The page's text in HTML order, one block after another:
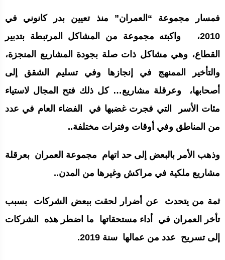
فمسار مجموعة “العمران” منذ تعيين بدر كانوني في
2010، واكبته مجموعة من المشاكل المرتبطة بتدبير
القطاع، وهي مشاكل ذات صلة بجودة المشاريع المنجزة،
والتأخير الممنهج في إنجازها وفي تسليم الشقق إلى
أصحابها، وعرقلة مشاريع… كل ذلك فتح المجال لاستياء
مئات الأسر التي فجرت غضبها في الفضاء العام في عدد
من المناطق وفي أوقات وفترات مختلفة..
وذهب الأمر بالبعض إلى حد اتهام مجموعة العمران بعرقلة
مشاريع ملكية في مراكش وغيرها من المدن..
ثمة من يتحدث عن أضرار لحقت ببعض الشركات بسبب
تأخر العمران في أداء مستحقاتها ما اضطر هذه الشركات
إلى تسريح عدد من عمالها سنة 2019.